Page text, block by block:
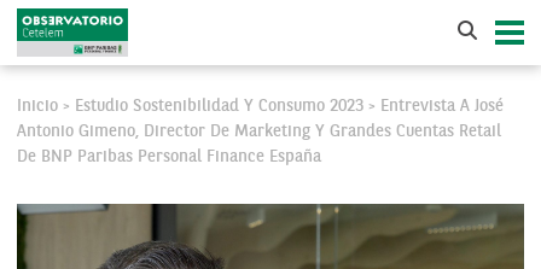
Inicio > Estudio Sostenibilidad Y Consumo 2023 >
Entrevista A José
Antonio Gimeno, Director De Marketing Y Grandes Cuentas Retail
De BNP Paribas Personal Finance España